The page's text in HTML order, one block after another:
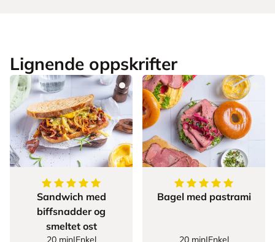
Lignende oppskrifter
5av5stjerner
Sandwich med
biffsnadder og
smeltet ost
20 min|Enkel
5av5stjerner
Bagel med pastrami
20 min|Enkel